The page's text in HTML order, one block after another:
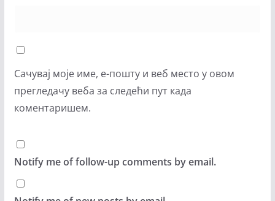
Сачувај моје име, е-пошту и веб место у овом
прегледачу веба за следећи пут када
коментаришем.
Notify me of follow-up comments by email.